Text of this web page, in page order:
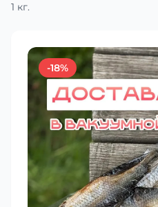
1 кг.
-18%